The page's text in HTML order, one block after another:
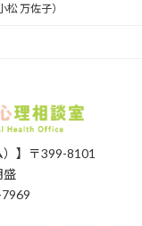
万佐子）
）】〒399-8101
盛